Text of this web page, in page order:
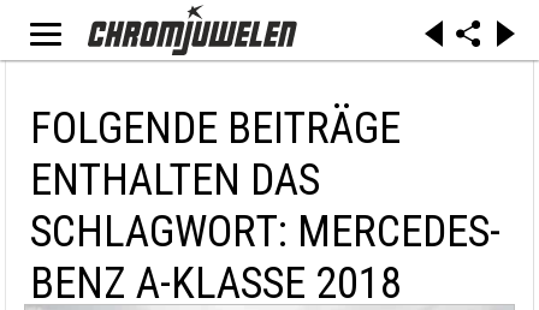
FOLGENDE BEITRÄGE
ENTHALTEN DAS
SCHLAGWORT: MERCEDES-
BENZ A-KLASSE 2018